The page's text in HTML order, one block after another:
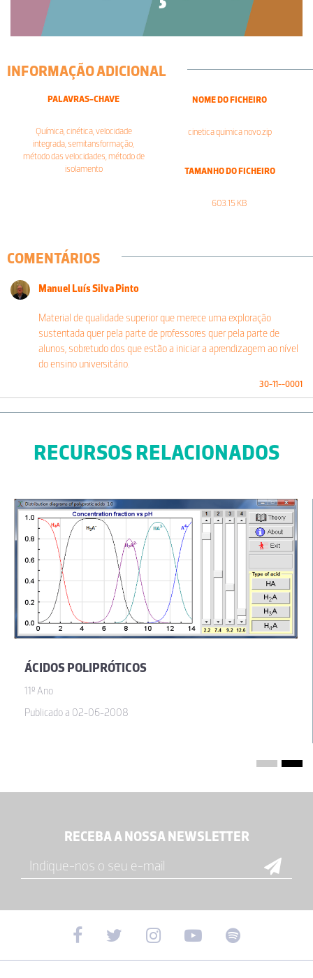
INFORMAÇÃO ADICIONAL
PALAVRAS-CHAVE
Química, cinética, velocidade
integrada, semitansformação,
método das velocidades, método de
isolamento
NOME DO FICHEIRO
cinetica quimica novo.zip
TAMANHO DO FICHEIRO
603.15 KB
COMENTÁRIOS
Manuel Luís Silva Pinto
Material de qualidade superior que merece uma exploração
sustentada quer pela parte de professores quer pela parte de
alunos, sobretudo dos que estão a iniciar a aprendizagem ao nível
do ensino universitário.
30-11--0001
RECURSOS RELACIONADOS
ÁCIDOS POLIPRÓTICOS
11º Ano
Publicado a 02-06-2008
RECEBA A NOSSA NEWSLETTER